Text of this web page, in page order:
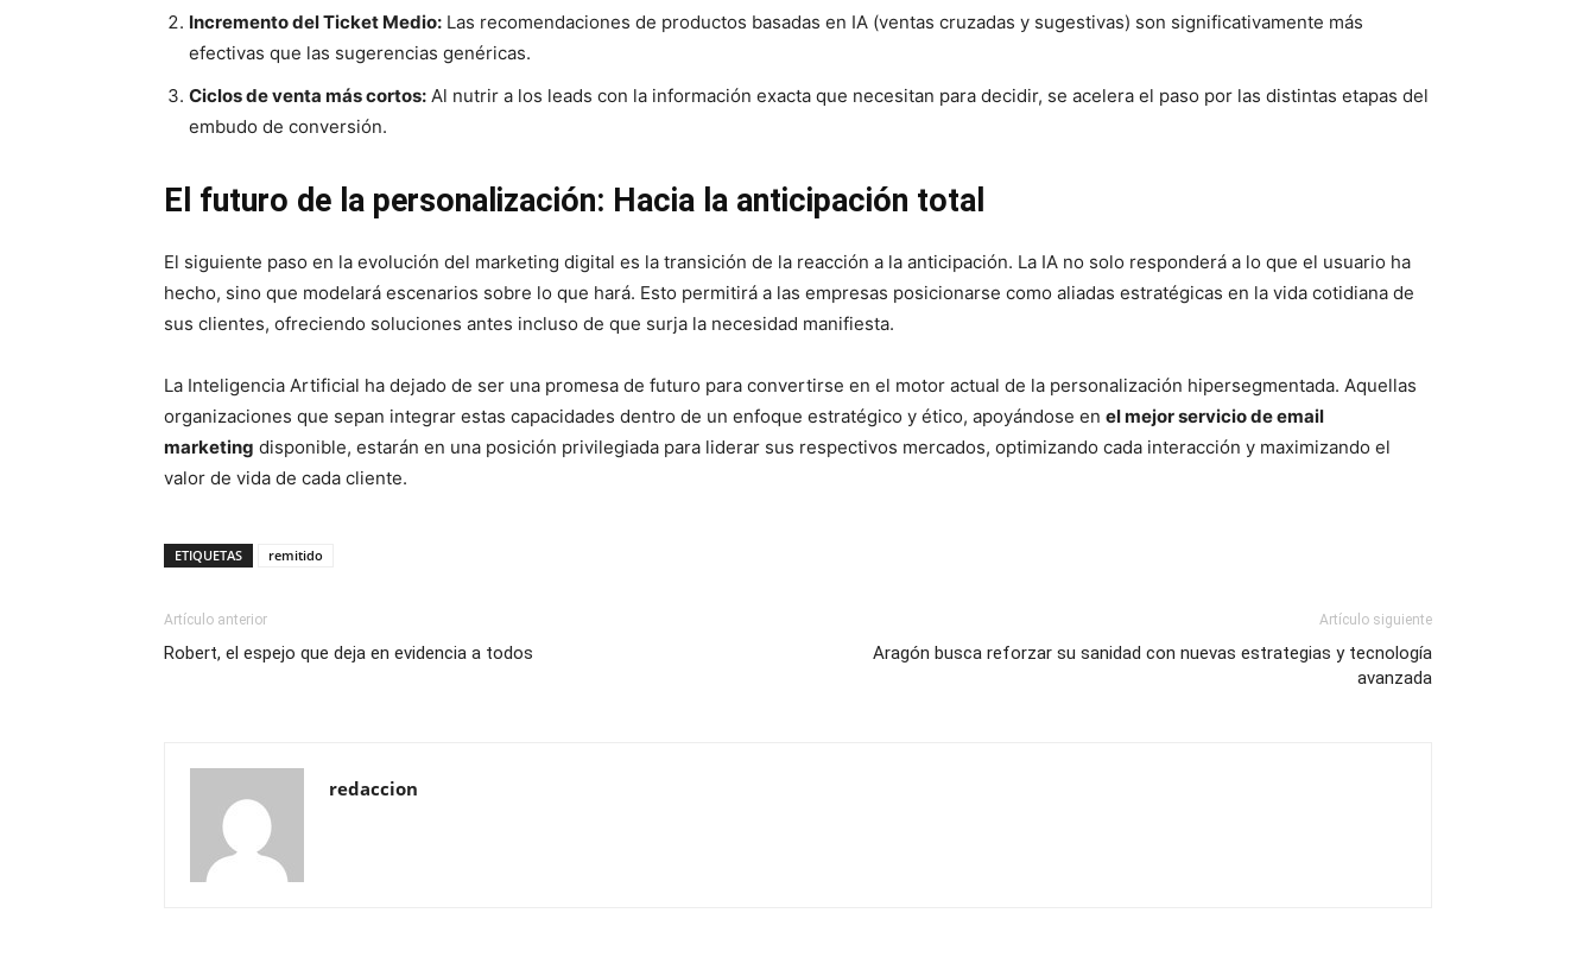
Incremento del Ticket Medio: Las recomendaciones de productos basadas en IA (ventas cruzadas y sugestivas) son significativamente más
efectivas que las sugerencias genéricas.
Ciclos de venta más cortos: Al nutrir a los leads con la información exacta que necesitan para decidir, se acelera el paso por las distintas etapas del
embudo de conversión.
El futuro de la personalización: Hacia la anticipación total
El siguiente paso en la evolución del marketing digital es la transición de la reacción a la anticipación. La IA no solo responderá a lo que el usuario ha
hecho, sino que modelará escenarios sobre lo que hará. Esto permitirá a las empresas posicionarse como aliadas estratégicas en la vida cotidiana de
sus clientes, ofreciendo soluciones antes incluso de que surja la necesidad manifiesta.
La Inteligencia Artificial ha dejado de ser una promesa de futuro para convertirse en el motor actual de la personalización hipersegmentada. Aquellas
organizaciones que sepan integrar estas capacidades dentro de un enfoque estratégico y ético, apoyándose en el mejor servicio de email
marketing disponible, estarán en una posición privilegiada para liderar sus respectivos mercados, optimizando cada interacción y maximizando el
valor de vida de cada cliente.
ETIQUETAS remitido
Artículo anterior
Robert, el espejo que deja en evidencia a todos
Artículo siguiente
Aragón busca reforzar su sanidad con nuevas estrategias y tecnología
avanzada
redaccion